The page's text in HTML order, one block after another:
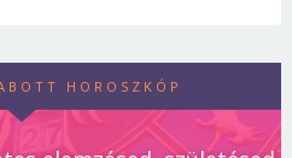
HOROSZKÓP